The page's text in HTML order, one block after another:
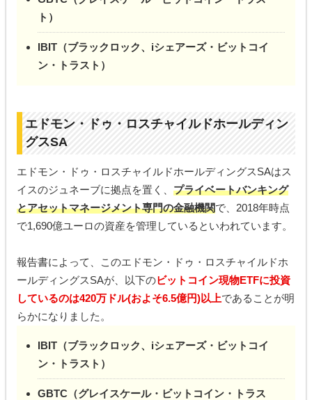
ト）
IBIT（ブラックロック、iシェアーズ・ビットコイ
ン・トラスト）
エドモン・ドゥ・ロスチャイルドホールディン
グスSA
エドモン・ドゥ・ロスチャイルドホールディングスSAはス
イスのジュネーブに拠点を置く、 プライベートバンキング
とアセットマネージメント専門の金融機関で、2018年時点
で1,690億ユーロの資産を管理しているといわれています。
報告書によって、このエドモン・ドゥ・ロスチャイルドホ
ールディングスSAが、以下のビットコイン現物ETFに投資
しているのは420万ドル(およそ6.5億円)以上であることが明
らかになりました。
IBIT（ブラックロック、iシェアーズ・ビットコイ
ン・トラスト）
GBTC（グレイスケール・ビットコイン・トラス